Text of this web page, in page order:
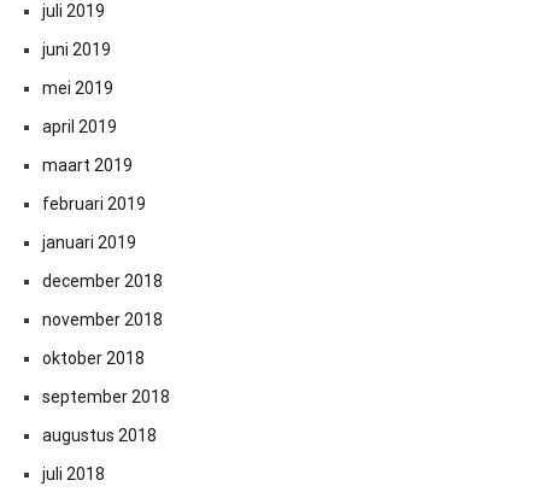
juli 2019
juni 2019
mei 2019
april 2019
maart 2019
februari 2019
januari 2019
december 2018
november 2018
oktober 2018
september 2018
augustus 2018
juli 2018